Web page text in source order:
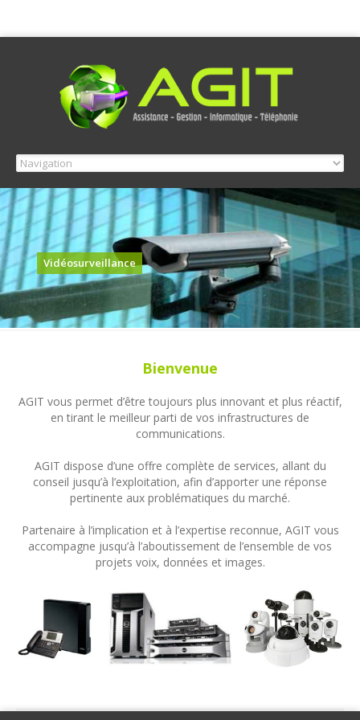
Vidéosurveillance
Bienvenue
AGIT vous permet d’être toujours plus innovant et plus réactif,
en tirant le meilleur parti de vos infrastructures de
communications.
AGIT dispose d’une offre complète de services, allant du
conseil jusqu’à l’exploitation, afin d’apporter une réponse
pertinente aux problématiques du marché.
Partenaire à l’implication et à l’expertise reconnue, AGIT vous
accompagne jusqu’à l’aboutissement de l’ensemble de vos
projets voix, données et images.